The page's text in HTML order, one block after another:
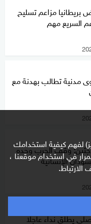
لفهم كيفية استخدامك
في استخدام موقعنا ،
مزاعم تسليح
السريع مهم
مدنية تطالب بهدنة مع
وقف الحرب وحده
الإنسانية
يطلق نداء عاجلا